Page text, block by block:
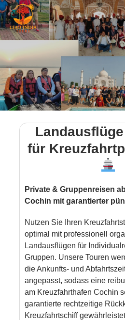
für
Private & Gruppenreisen
Cochin mit garantierter
Nutzen Sie Ihren
optimal mit professionell
Landausflügen für
Gruppen. Unsere Touren
die Ankunfts- und
angepasst, sodass eine
am Kreuzfahrthafen Cochin
garantierte rechtzeitige
Kreuzfahrtschiff